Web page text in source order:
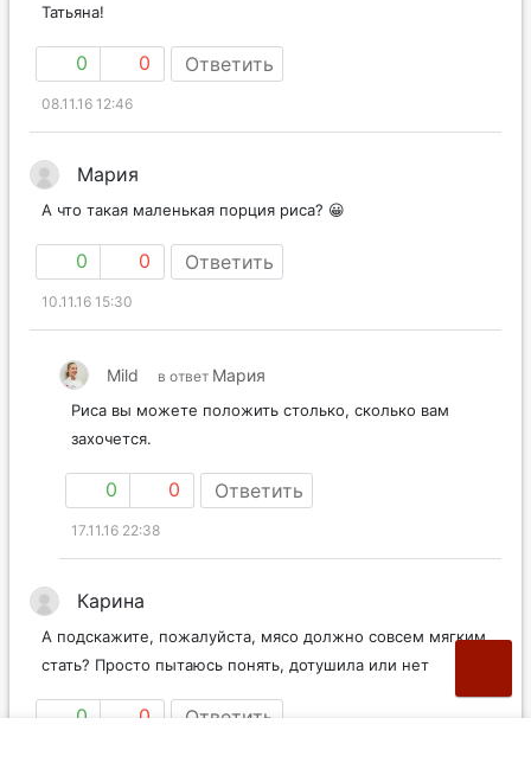
Татьяна!
0 0 Ответить
08.11.16 12:46
Мария
А что такая маленькая порция риса? 😀
0 0 Ответить
10.11.16 15:30
Mild в ответ Мария
Риса вы можете положить столько, сколько вам
захочется.
0 0 Ответить
17.11.16 22:38
Карина
А подскажите, пожалуйста, мясо должно совсем мягким
стать? Просто пытаюсь понять, дотушила или нет
0 0 Ответить